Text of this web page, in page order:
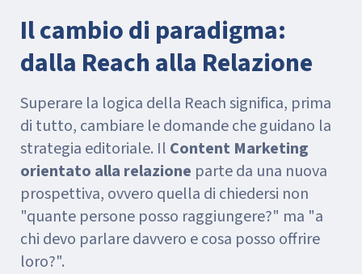
Il cambio di paradigma:
dalla Reach alla Relazione
Superare la logica della Reach significa, prima
di tutto, cambiare le domande che guidano la
strategia editoriale. Il Content Marketing
orientato alla relazione parte da una nuova
prospettiva, ovvero quella di chiedersi non
"quante persone posso raggiungere?" ma "a
chi devo parlare davvero e cosa posso offrire
loro?".